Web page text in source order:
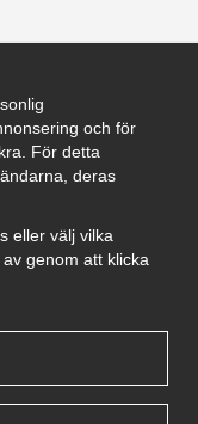
och för
För detta
deras
eller välj vilka
genom att klicka